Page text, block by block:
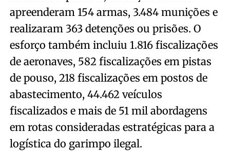
apreenderam 154 armas, 3.484 munições e
realizaram 363 detenções ou prisões. O
esforço também incluiu 1.816 fiscalizações
de aeronaves, 582 fiscalizações em pistas
de pouso, 218 fiscalizações em postos de
abastecimento, 44.462 veículos
fiscalizados e mais de 51 mil abordagens
em rotas consideradas estratégicas para a
logística do garimpo ilegal.